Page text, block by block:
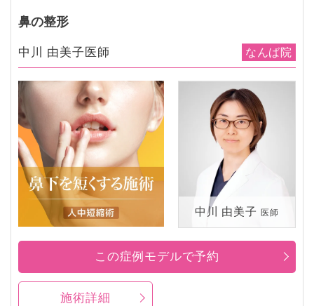
鼻の整形
中川 由美子医師 なんば院
中川 由美子 医師
施術詳細
この症例モデルで予約